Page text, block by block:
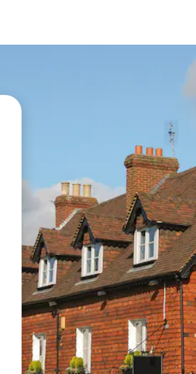
le haut et vers le bas pour les parcourir